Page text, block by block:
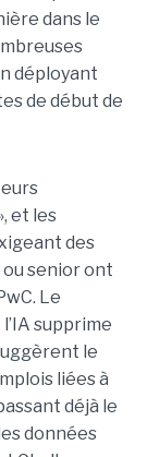
dans le
déployant
de début de
et les
des
senior ont
Le
supprime
le
liées à
déjà le
données